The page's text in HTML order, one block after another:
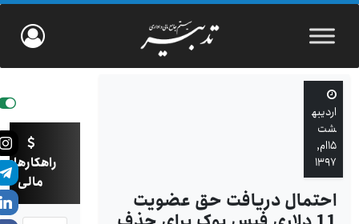
اردیبه
شت
۱۵ام,
۱۳۹۷
احتمال دریافت حق عضویت
راهکارهای
مالی